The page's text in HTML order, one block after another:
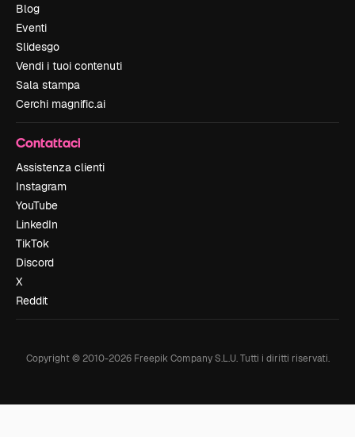
Blog
Eventi
Slidesgo
Vendi i tuoi contenuti
Sala stampa
Cerchi magnific.ai
Contattaci
Assistenza clienti
Instagram
YouTube
LinkedIn
TikTok
Discord
X
Reddit
Copyright © 2010-2026Freepik Company S.L.U. Tutti i diritti riservati.